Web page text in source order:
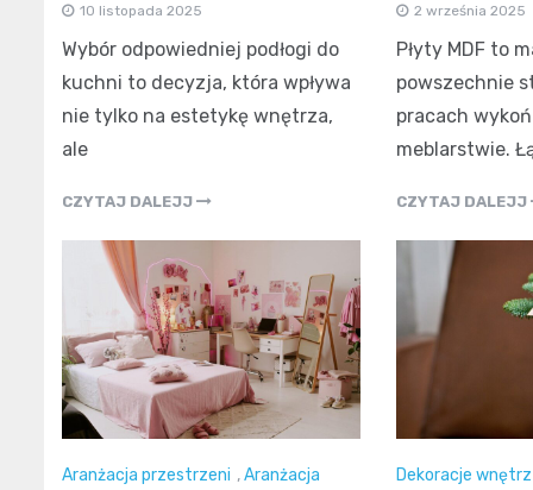
10 listopada 2025
Wybór odpowiedniej podłogi do
kuchni to decyzja, która wpływa
nie tylko na estetykę wnętrza,
ale
CZYTAJ DALEJJ
2 września 2025
Płyty MDF to
powszechnie
pracach
meblarstwie.
CZYTAJ DALEJJ
Aranżacja przestrzeni ,Aranżacja Dekoracje wnętrz